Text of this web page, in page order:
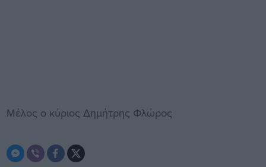
Μέλος ο κύριος Δημήτρης Φλώρος